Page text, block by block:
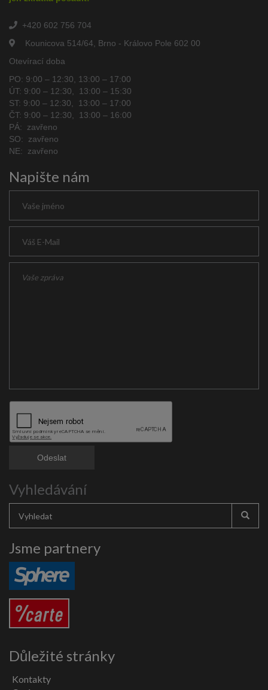
+420 602 756 704
Kounicova 514/64, Brno - Královo Pole 602 00
Otevírací doba
PO: 9:00 – 12:30, 13:00 – 17:00
ÚT: 9:00 – 12:30, 13:00 – 15:30
ST: 9:00 – 12:30, 13:00 – 17:00
ČT: 9:00 – 12:30, 13:00 – 16:00
PÁ: zavřeno
SO: zavřeno
NE: zavřeno
Napište nám
Vyhledávání
Jsme partnery
Důležité stránky
Kontakty